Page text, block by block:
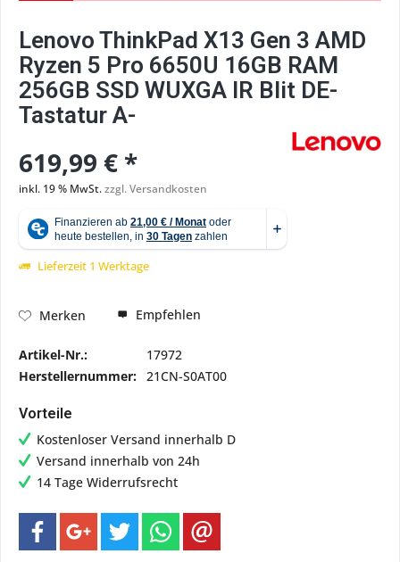
Lenovo ThinkPad X13 Gen 3 AMD
Ryzen 5 Pro 6650U 16GB RAM
256GB SSD WUXGA IR Blit DE-
Tastatur A-
619,99 € *
inkl. 19 % MwSt.zzgl. Versandkosten
Lieferzeit 1 Werktage
Merken Empfehlen
Artikel-Nr.:
17972
Herstellernummer: 21CN-S0AT00
Vorteile
Kostenloser Versand innerhalb D
Versand innerhalb von 24h
14 Tage Widerrufsrecht